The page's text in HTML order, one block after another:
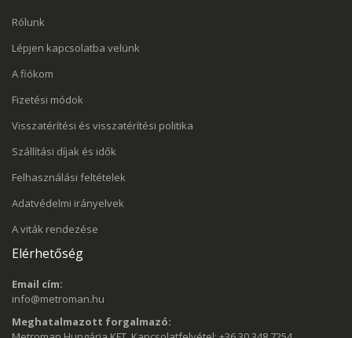
Rólunk
Lépjen kapcsolatba velünk
A fiókom
Fizetési módok
Visszatérítési és visszatérítési politika
Szállítási díjak és idők
Felhasználási feltételek
Adatvédelmi irányelvek
A viták rendezése
Elérhetőség
Email cím:
info@metroman.hu
Meghatalmazott forgalmazó: